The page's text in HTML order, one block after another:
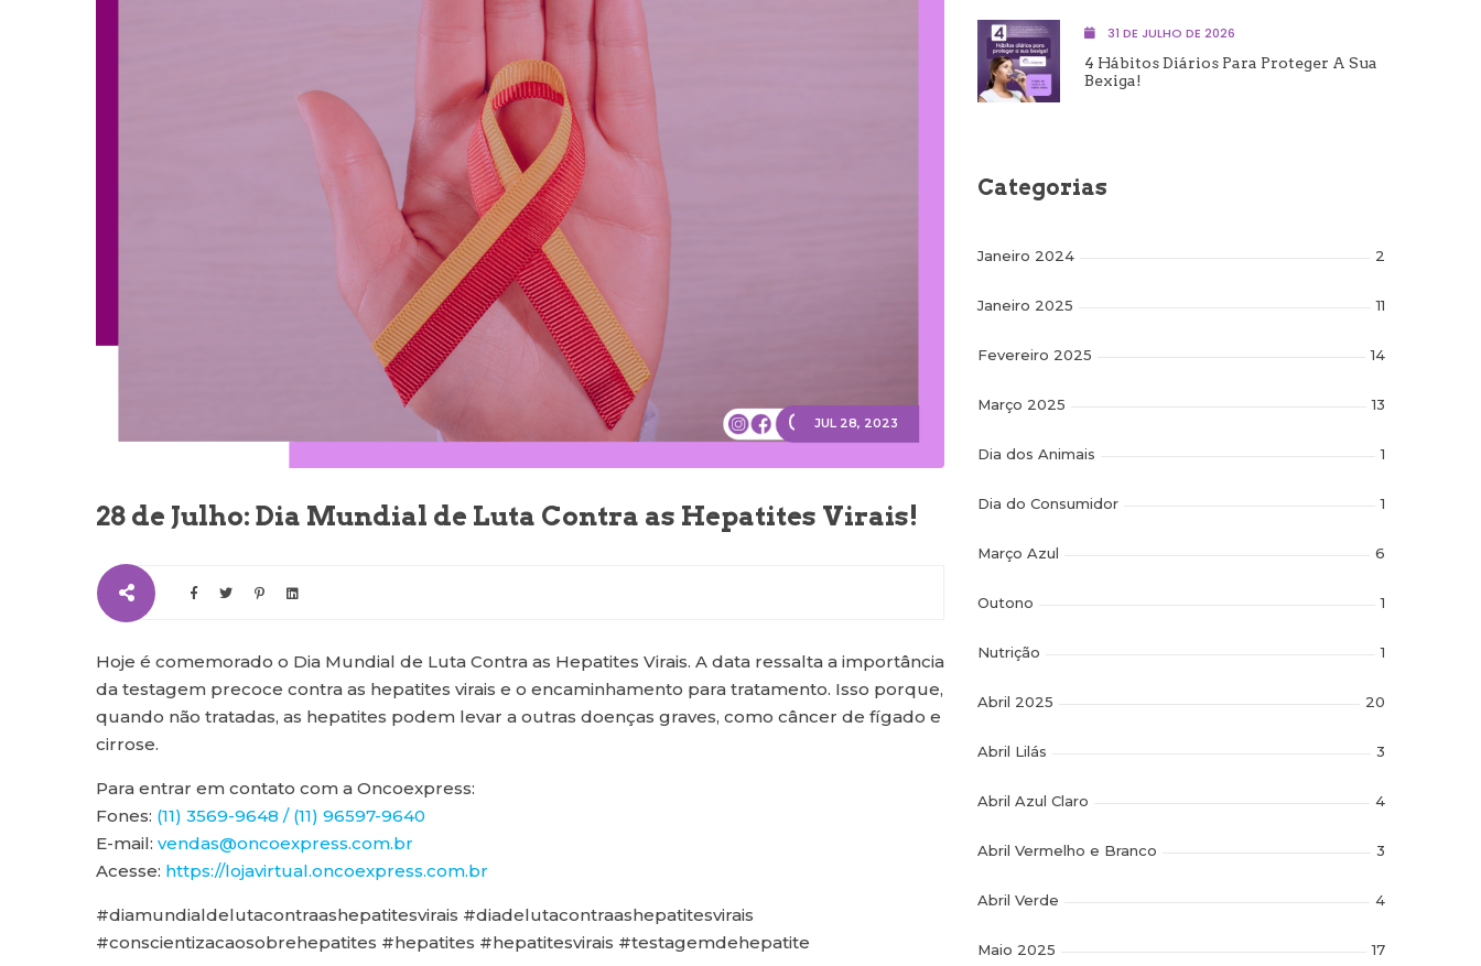
JUL 28, 2023
28 de Julho: Dia Mundial de Luta Contra as Hepatites Virais!
Hoje é comemorado o Dia Mundial de Luta Contra as Hepatites Virais. A data ressalta a importância
da testagem precoce contra as hepatites virais e o encaminhamento para tratamento. Isso porque,
quando não tratadas, as hepatites podem levar a outras doenças graves, como câncer de fígado e
cirrose.
Para entrar em contato com a Oncoexpress:
Fones: (11) 3569-9648 / (11) 96597-9640
E-mail: vendas@oncoexpress.com.br
Acesse: https://lojavirtual.oncoexpress.com.br
#diamundialdelutacontraashepatitesvirais #diadelutacontraashepatitesvirais
#conscientizacaosobrehepatites #hepatites #hepatitesvirais #testagemdehepatite
31 DE JULHO DE 2026
4 Hábitos Diários Para Proteger A Sua
Bexiga!
Categorias
Janeiro 2024 2
Janeiro 2025 11
Fevereiro 2025 14
Março 2025 13
Dia dos Animais 1
Dia do Consumidor 1
Março Azul 6
Outono 1
Nutrição 1
Abril 2025 20
Abril Lilás 3
Abril Azul Claro 4
Abril Vermelho e Branco 3
Abril Verde 4
Maio 2025 17